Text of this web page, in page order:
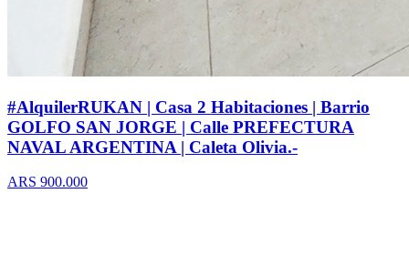
#AlquilerRUKAN | Casa 2 Habitaciones | Barrio
GOLFO SAN JORGE | Calle PREFECTURA
NAVAL ARGENTINA | Caleta Olivia.-
ARS 900.000